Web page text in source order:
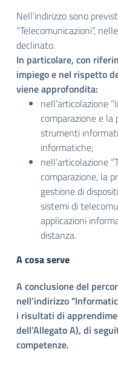
Nell’indirizzo sono
“Telecomunicazioni”,
declinato.
In particolare, con
impiego e nel rispetto
viene approfondita:
nell’articolazione
comparazione e
strumenti
informatiche;
nell’articolazione
comparazione, la
gestione di
sistemi di
applicazioni
distanza.
A cosa serve
A conclusione del
nell’indirizzo
i risultati di
dell’Allegato A), di
competenze.